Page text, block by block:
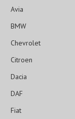
Avia
BMW
Chevrolet
Citroen
Dacia
DAF
Fiat